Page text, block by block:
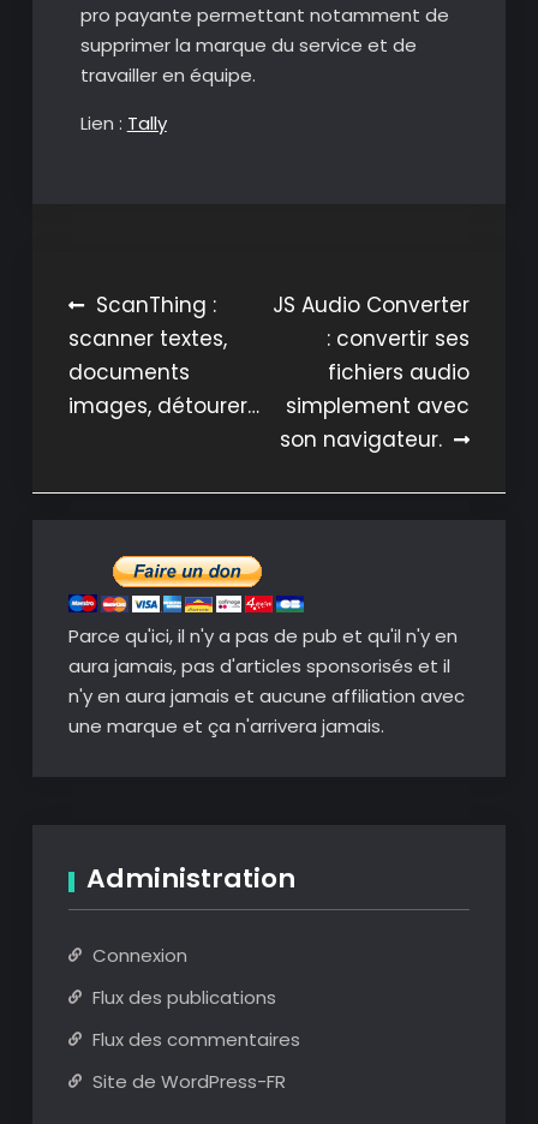
pro payante permettant notamment de
supprimer la marque du service et de
travailler en équipe.
Lien : Tally
Navigation
de
l’article
ScanThing :
scanner textes,
documents
images, détourer…
JS Audio Converter
: convertir ses
fichiers audio
simplement avec
son navigateur.
Parce qu'ici, il n'y a pas de pub et qu'il n'y en
aura jamais, pas d'articles sponsorisés et il
n'y en aura jamais et aucune affiliation avec
une marque et ça n'arrivera jamais.
Administration
Connexion
Flux des publications
Flux des commentaires
Site de WordPress-FR